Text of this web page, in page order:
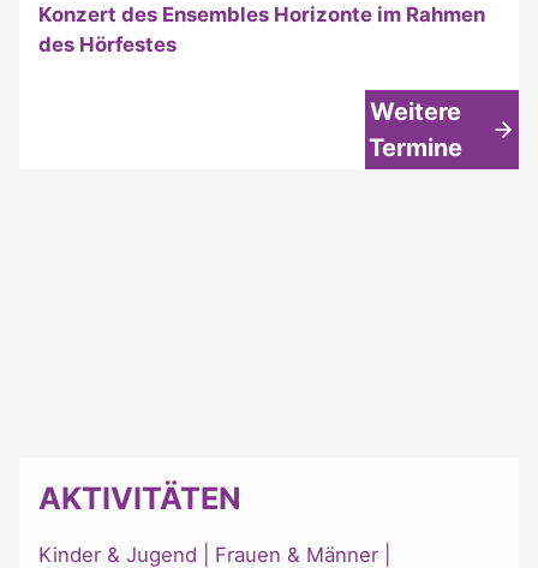
Konzert des Ensembles Horizonte im Rahmen
des Hörfestes
Weitere
Termine
AKTIVITÄTEN
Kinder & Jugend Frauen & Männer